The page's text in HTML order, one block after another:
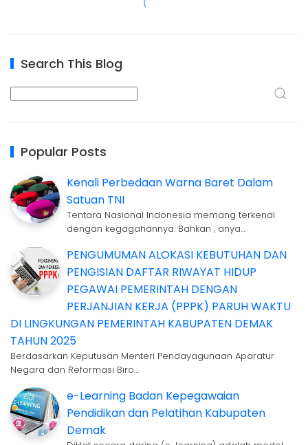
Search This Blog
Popular Posts
Kenali Perbedaan Warna Baret Dalam
Satuan TNI
Tentara Nasional Indonesia memang terkenal
dengan kegagahannya. Bahkan , anya…
PENGUMUMAN ALOKASI KEBUTUHAN DAN
PENGISIAN DAFTAR RIWAYAT HIDUP
PEGAWAI PEMERINTAH DENGAN
PERJANJIAN KERJA (PPPK) PARUH WAKTU
DI LINGKUNGAN PEMERINTAH KABUPATEN DEMAK
TAHUN 2025
Berdasarkan Keputusan Menteri Pendayagunaan Aparatur
Negara dan Reformasi Biro…
e-Learning Badan Kepegawaian
Pendidikan dan Pelatihan Kabupaten
Demak